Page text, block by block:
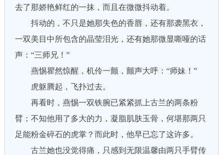
去了那娇艳鲜红的一抹，而且在微微抖动着。
抖动的，不只是她那失色的香唇，还有那袭黑衣，
一双美目中所包含的晶莹泪光，还有她那微显嘶哑的话
声：“三师兄！”
燕惕瞿然惊醒，机伶一颤，颤声大呼：“师妹！”
虎躯腾起，飞扑过去。
再看时，燕惕一双铁腕已紧紧抓上古兰的两条粉
臂；不知他用了多大的力，凝脂肌肤玉骨，何堪那两只
足能粉金碎石的虎掌？而此时，他早已忘了这许多。
古兰她也没觉得痛，只感到无限温馨由两只手臂传